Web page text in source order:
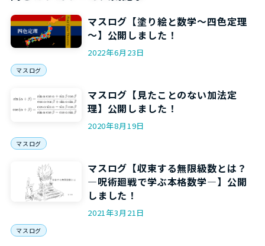
マスログ【塗り絵と数学～四色定理
～】公開しました！
2022年6月23日
マスログ
マスログ【見たことのない加法定
理】公開しました！
2020年8月19日
マスログ
マスログ【収束する無限級数とは？
―呪術廻戦で学ぶ本格数学―】公開
しました！
2021年3月21日
マスログ